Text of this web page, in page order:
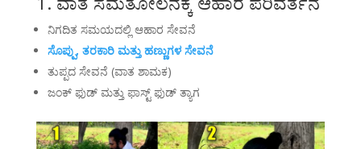
ನಿಗದಿತ ಸಮಯದಲ್ಲಿ ಆಹಾರ ಸೇವನೆ
ಸೊಪ್ಪು, ತರಕಾರಿ ಮತ್ತು ಹಣ್ಣುಗಳ ಸೇವನೆ
ತುಪ್ಪದ ಸೇವನೆ (ವಾತ ಶಾಮಕ)
ಜಂಕ್ ಫುಡ್ ಮತ್ತು ಫಾಸ್ಟ್ ಫುಡ್ ತ್ಯಾಗ